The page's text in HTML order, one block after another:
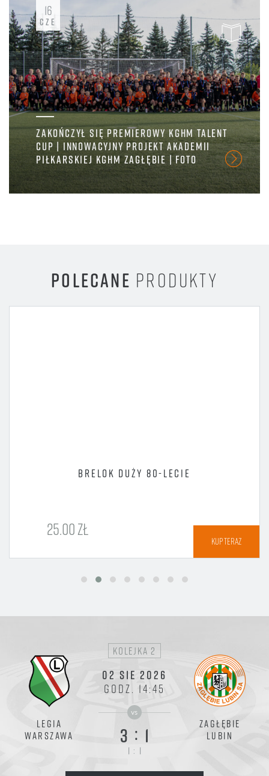
ZAKOŃCZYŁ SIĘ PREMIEROWY KGHM TALENT
CUP | INNOWACYJNY PROJEKT AKADEMII
PIŁKARSKIEJ KGHM ZAGŁĘBIE | FOTO
16
CZE
POLECANE PRODUKTY
BRELOK DUŻY 80-LECIE
25.00 ZŁ
KUP TERAZ
LEGIA
WARSZAWA
kolejka 2
02 SIE 2026
GODZ. 14:45
vs
3 : 1
1 : 1
ZAGŁĘBIE
LUBIN